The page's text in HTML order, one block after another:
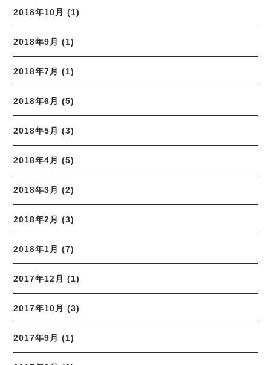
2018年10月 (1)
2018年9月 (1)
2018年7月 (1)
2018年6月 (5)
2018年5月 (3)
2018年4月 (5)
2018年3月 (2)
2018年2月 (3)
2018年1月 (7)
2017年12月 (1)
2017年10月 (3)
2017年9月 (1)